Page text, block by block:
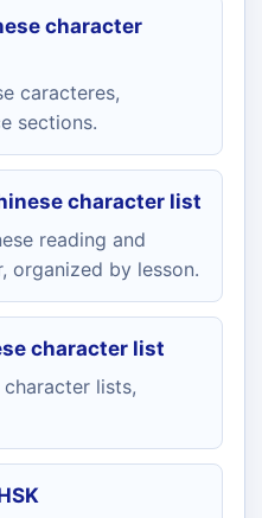
character
caracteres,
sections.
character list
reading and
organized by lesson.
character list
character lists,